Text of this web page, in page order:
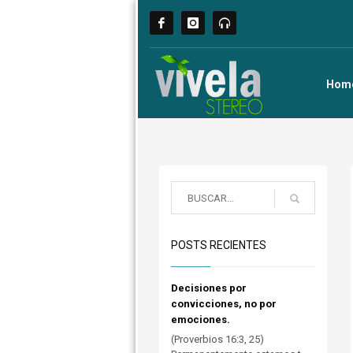
POSTS RECIENTES
Decisiones por
convicciones, no por
emociones.
(Proverbios 16:3, 25)